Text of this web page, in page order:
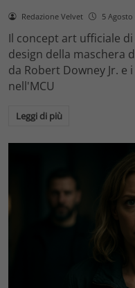
Redazione Velvet 5 Agosto
Il concept art ufficiale
design della maschera
da Robert Downey Jr. e
nell'MCU
Leggi di più